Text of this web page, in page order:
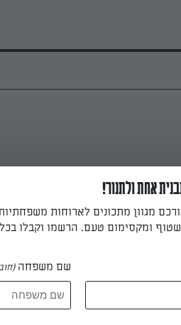
לקערה עם החלמונים את השמן
קמח המצה, המים, סוכר הווניל
אחת ולתנור!
מגוון מתכונים לארוחות
ומקסימום טעם. הרשמו וקבלו
שם משפחה